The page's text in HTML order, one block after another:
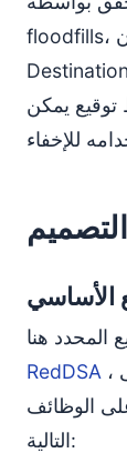
floodfills، ويمكن للعملاء أن يكونوا متأكدين من أن
Destination فقط هو الذي يمكنه إنشاء هذه التوقيعات.
يمكن
التصميم
الأساسي
RedDSA ، وهو مخطط توقيع مبني على Schnorr
الوظائف
التالية: